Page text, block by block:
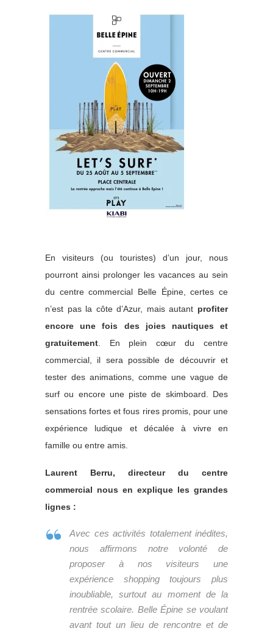
En visiteurs (ou touristes) d’un jour, nous
pourront ainsi prolonger les vacances au sein
du centre commercial Belle Épine, certes ce
n’est pas la côte d’Azur, mais autant profiter
encore une fois des joies nautiques et
gratuitement. En plein cœur du centre
commercial, il sera possible de découvrir et
tester des animations, comme une vague de
surf ou encore une piste de skimboard. Des
sensations fortes et fous rires promis, pour une
expérience ludique et décalée à vivre en
famille ou entre amis.
Laurent Berru, directeur du centre
commercial nous en explique les grandes
lignes :
Avec ces activités totalement inédites,
nous affirmons notre volonté de
proposer à nos visiteurs une
expérience shopping toujours plus
inoubliable, surtout au moment de la
rentrée scolaire. Belle Épine se voulant
avant tout un lieu de rencontre et de